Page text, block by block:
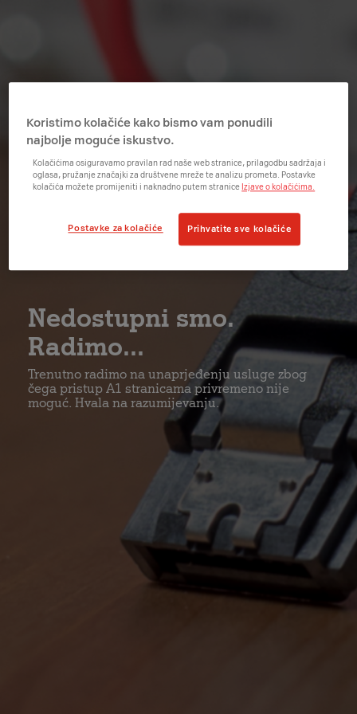
Nedostupni smo.
Radimo...
Trenutno radimo na unaprjeđenju usluge zbog
čega pristup A1 stranicama privremeno nije
moguć. Hvala na razumijevanju.
Koristimo kolačiće kako bismo vam ponudili
najbolje moguće iskustvo.
Kolačićima osiguravamo pravilan rad naše web stranice, prilagodbu sadržaja i
oglasa, pružanje značajki za društvene mreže te analizu prometa. Postavke
kolačića možete promijeniti i naknadno putem stranice Izjave o kolačićima.
Postavke za kolačiće Prihvatite sve kolačiće